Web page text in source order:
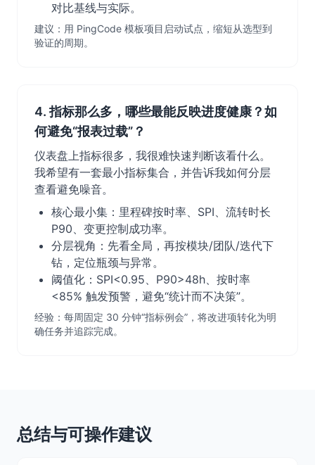
对比基线与实际。
建议：用 PingCode 模板项目启动试点，缩短从选型到
验证的周期。
4. 指标那么多，哪些最能反映进度健康？如
何避免“报表过载”？
仪表盘上指标很多，我很难快速判断该看什么。
我希望有一套最小指标集合，并告诉我如何分层
查看避免噪音。
核心最小集：里程碑按时率、SPI、流转时长
P90、变更控制成功率。
分层视角：先看全局，再按模块/团队/迭代下
钻，定位瓶颈与异常。
阈值化：SPI<0.95、P90>48h、按时率
<85% 触发预警，避免“统计而不决策”。
经验：每周固定 30 分钟“指标例会”，将改进项转化为明
确任务并追踪完成。
总结与可操作建议